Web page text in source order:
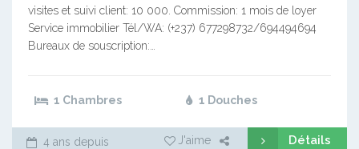
visites et suivi client: 10 000. Commission: 1 mois de loyer
Service immobilier Tél/WA: (+237) 677298732/694494694
Bureaux de souscription:…
1 Chambres 1 Douches
4 ans depuis J'aime Détails